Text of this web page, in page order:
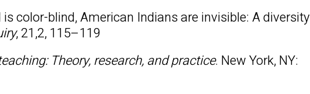
color-blind, American Indians are invisible: A diversity
, 21,2, 115–119
Theory, research, and practice. New York, NY: